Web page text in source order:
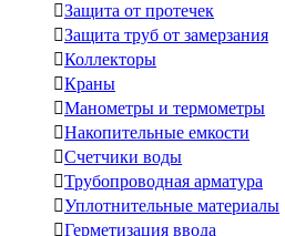
Защита от протечек
Защита труб от замерзания
Коллекторы
Краны
Манометры и термометры
Накопительные емкости
Счетчики воды
Трубопроводная арматура
Уплотнительные материалы
Герметизация ввода